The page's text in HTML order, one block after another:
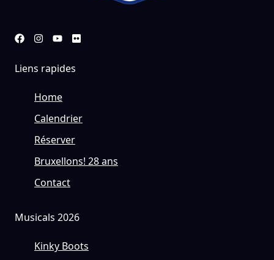
Liens rapides
Home
Calendrier
Réserver
Bruxellons! 28 ans
Contact
Musicals 2026
Kinky Boots